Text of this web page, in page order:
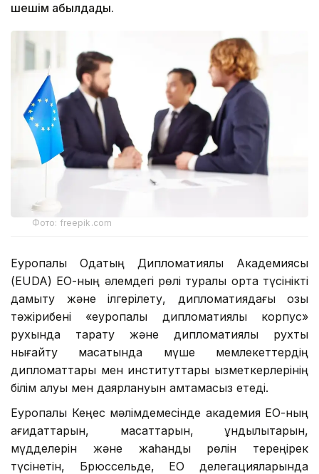
шешім қабылдады.
Фото: freepik.com
Еуропалық Одақтың Дипломатиялық Академиясы
(EUDA) ЕО-ның әлемдегі рөлі туралы ортақ түсінікті
дамыту және ілгерілету, дипломатиядағы озық
тәжірибені «еуропалық дипломатиялық корпус»
рухында тарату және дипломатиялық рухты
нығайту мақсатында мүше мемлекеттердің
дипломаттары мен институттары қызметкерлерінің
білім алуы мен даярлануын қамтамасыз етеді.
Еуропалық Кеңес мәлімдемесінде академия ЕО-ның
қағидаттарын, мақсаттарын, құндылықтарын,
мүдделерін және жаһандық рөлін тереңірек
түсінетін, Брюссельде, ЕО делегацияларында